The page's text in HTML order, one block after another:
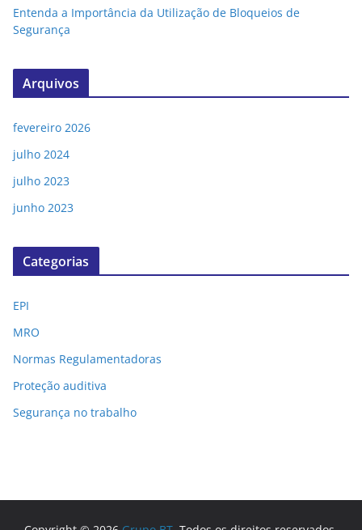
Entenda a Importância da Utilização de Bloqueios de
Segurança
Arquivos
fevereiro 2026
julho 2024
julho 2023
junho 2023
Categorias
EPI
MRO
Normas Regulamentadoras
Proteção auditiva
Segurança no trabalho